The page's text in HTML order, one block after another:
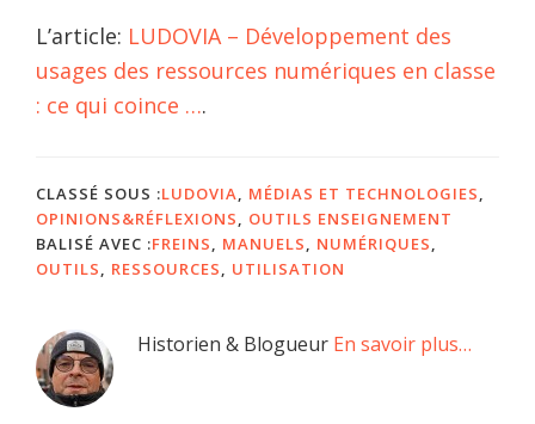
L’article: LUDOVIA – Développement des
usages des ressources numériques en classe
: ce qui coince ….
CLASSÉ SOUS :LUDOVIA MÉDIAS ET TECHNOLOGIES
OPINIONS&RÉFLEXIONS
OUTILS ENSEIGNEMENT
BALISÉ AVEC :FREINS MANUELS NUMÉRIQUES
OUTILS
RESSOURCES UTILISATION
Barre
latérale
Historien & Blogueur En savoir plus…